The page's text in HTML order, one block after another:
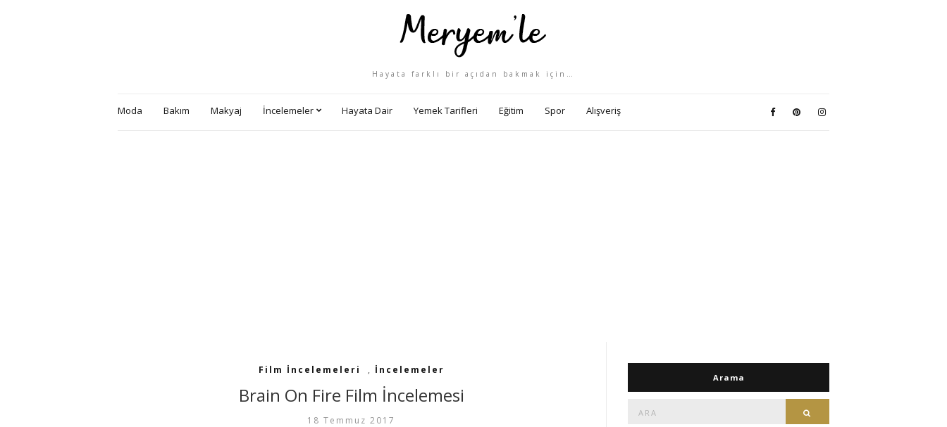
Hayata farklı bir açıdan bakmak için…
Moda Bakım Makyaj İncelemeler Hayata Dair Yemek Tarifleri Eğitim Spor Alışveriş
Film İncelemeleri , İncelemeler
Brain On Fire Film İncelemesi
18 Temmuz 2017
Arama